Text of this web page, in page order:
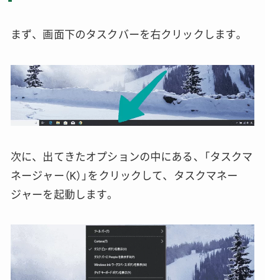
まず、画面下のタスクバーを右クリックします。
次に、出てきたオプションの中にある、「タスクマ
ネージャー（K）」をクリックして、タスクマネー
ジャーを起動します。